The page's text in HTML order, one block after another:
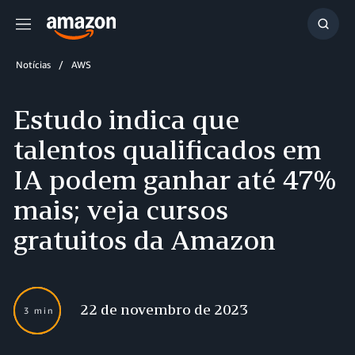
Menu
Notícias AWS
Estudo indica que
talentos qualificados em
IA podem ganhar até 47%
mais; veja cursos
gratuitos da Amazon
3 min 22 de novembro de 2023